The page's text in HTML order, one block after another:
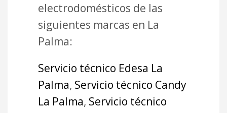
electrodomésticos de las
siguientes marcas en La
Palma:
Servicio técnico Edesa La
Palma, Servicio técnico Candy
La Palma, Servicio técnico